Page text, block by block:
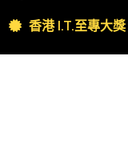
香港 I.T.至專大獎